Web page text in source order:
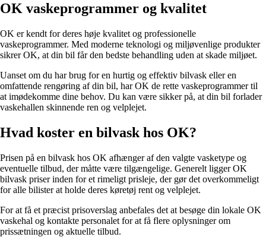
OK vaskeprogrammer og kvalitet
OK er kendt for deres høje kvalitet og professionelle
vaskeprogrammer. Med moderne teknologi og miljøvenlige produkter
sikrer OK, at din bil får den bedste behandling uden at skade miljøet.
Uanset om du har brug for en hurtig og effektiv bilvask eller en
omfattende rengøring af din bil, har OK de rette vaskeprogrammer til
at imødekomme dine behov. Du kan være sikker på, at din bil forlader
vaskehallen skinnende ren og velplejet.
Hvad koster en bilvask hos OK?
Prisen på en bilvask hos OK afhænger af den valgte vasketype og
eventuelle tilbud, der måtte være tilgængelige. Generelt ligger OK
bilvask priser inden for et rimeligt prisleje, der gør det overkommeligt
for alle bilister at holde deres køretøj rent og velplejet.
For at få et præcist prisoverslag anbefales det at besøge din lokale OK
vaskehal og kontakte personalet for at få flere oplysninger om
prissætningen og aktuelle tilbud.